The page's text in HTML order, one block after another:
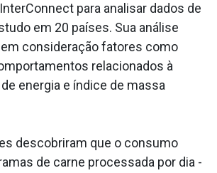
para analisar dados de
em 20 países. Sua análise
consideração fatores como
relacionados à
energia e índice de massa
descobriram que o consumo
de carne processada por dia -